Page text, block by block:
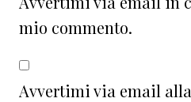
mio commento.
Avvertimi via email